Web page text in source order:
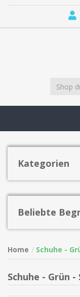
Kategorien
Beliebte
Home Schuhe -
Schuhe - Grün